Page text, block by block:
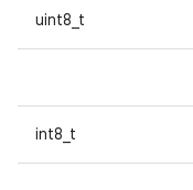
uint8_t
int8_t